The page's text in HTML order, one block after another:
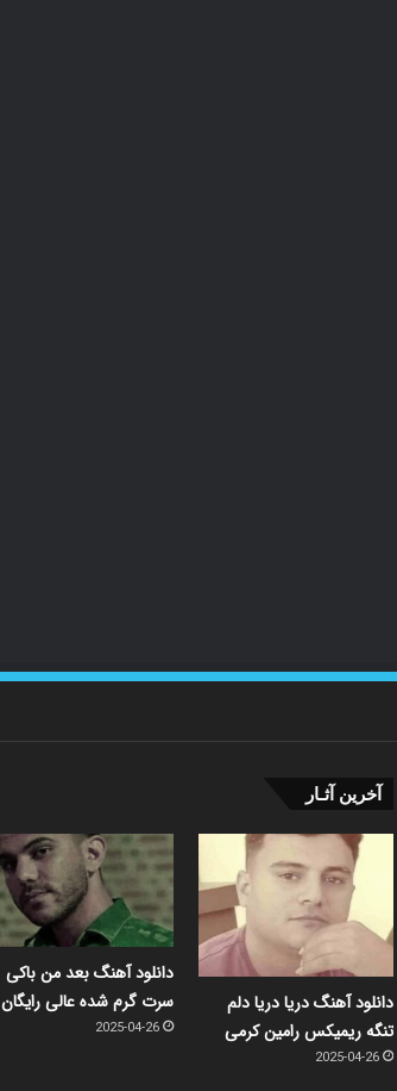
آخرین آثـار
دانلود آهنگ دریا دریا دلم
تنگه ریمیکس رامین کرمی
2025-04-26
دانلود آهنگ بعد من باکی
سرت گرم شده عالی رایگان
2025-04-26